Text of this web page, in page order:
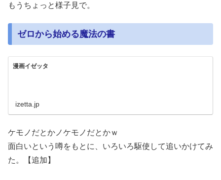
もうちょっと様子見で。
ゼロから始める魔法の書
漫画イゼッタ
izetta.jp
ケモノだとかノケモノだとかｗ
面白いという噂をもとに、いろいろ駆使して追いかけてみ
た。【追加】